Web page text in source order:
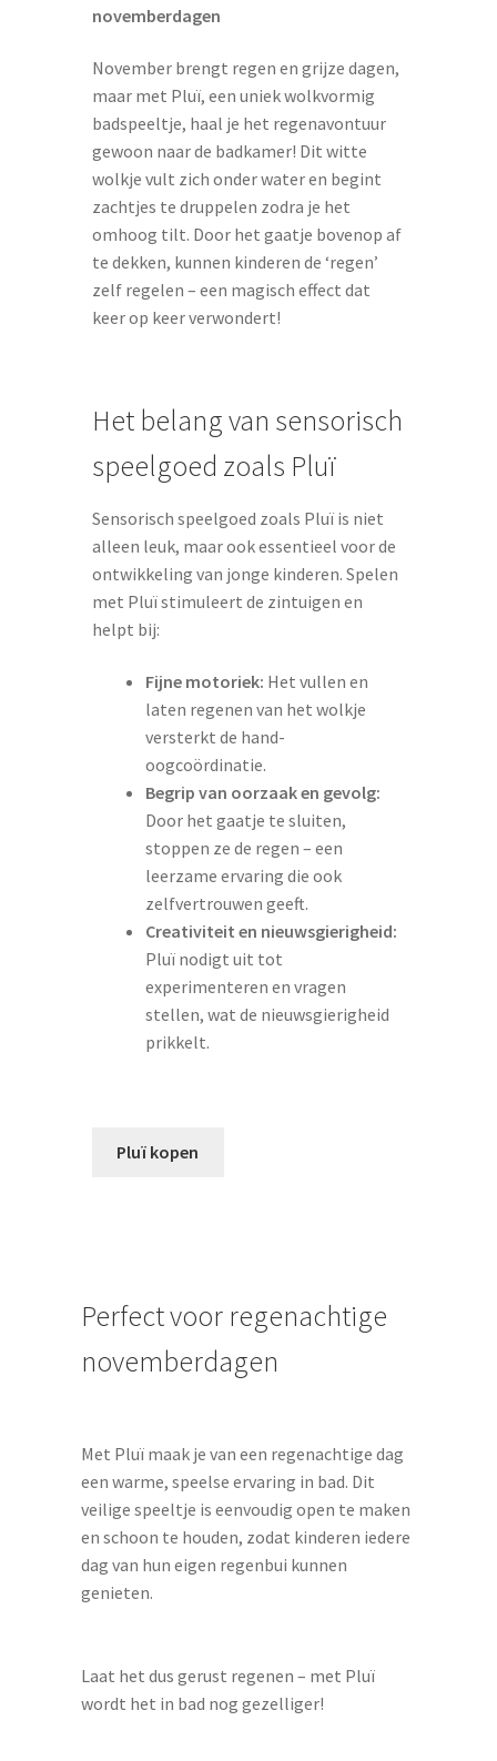
novemberdagen
November brengt regen en grijze dagen,
maar met Pluï, een uniek wolkvormig
badspeeltje, haal je het regenavontuur
gewoon naar de badkamer! Dit witte
wolkje vult zich onder water en begint
zachtjes te druppelen zodra je het
omhoog tilt. Door het gaatje bovenop af
te dekken, kunnen kinderen de ‘regen’
zelf regelen – een magisch effect dat
keer op keer verwondert!
Het belang van sensorisch
speelgoed zoals Pluï
Sensorisch speelgoed zoals Pluï is niet
alleen leuk, maar ook essentieel voor de
ontwikkeling van jonge kinderen. Spelen
met Pluï stimuleert de zintuigen en
helpt bij:
Fijne motoriek: Het vullen en
laten regenen van het wolkje
versterkt de hand-
oogcoördinatie.
Begrip van oorzaak en gevolg:
Door het gaatje te sluiten,
stoppen ze de regen – een
leerzame ervaring die ook
zelfvertrouwen geeft.
Creativiteit en nieuwsgierigheid:
Pluï nodigt uit tot
experimenteren en vragen
stellen, wat de nieuwsgierigheid
prikkelt.
Pluï kopen
Perfect voor regenachtige
novemberdagen
Met Pluï maak je van een regenachtige dag
een warme, speelse ervaring in bad. Dit
veilige speeltje is eenvoudig open te maken
en schoon te houden, zodat kinderen iedere
dag van hun eigen regenbui kunnen
genieten.
Laat het dus gerust regenen – met Pluï
wordt het in bad nog gezelliger!